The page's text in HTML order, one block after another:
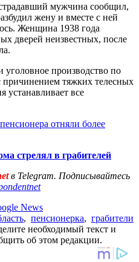
мужчина сообщил,
жену и вместе с ней
Женщина 1938 года
дверей неизвестных, после
производство по
причинением тяжких телесных
все
отняли более
стрелял в грабителей
в Telegram. Подписывайтесь
News
, пенсионерка, грабители
необходимый текст и
об этом редакции.